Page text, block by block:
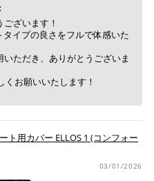
ざいます！
イプの良さをフルで体感いた
ただき、ありがとうございま
お願いいたします！
ト用カバー ELLOS 1 (コンフォー
03/01/2026